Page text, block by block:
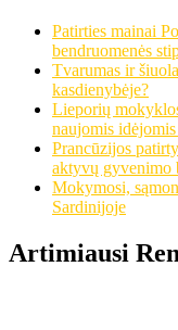
Patirties mainai
bendruomenės
Tvarumas ir
kasdienybėje?
Lieporių
naujomis
Prancūzijos
aktyvų gyvenimo
Mokymosi,
Sardinijoje
Artimiausi